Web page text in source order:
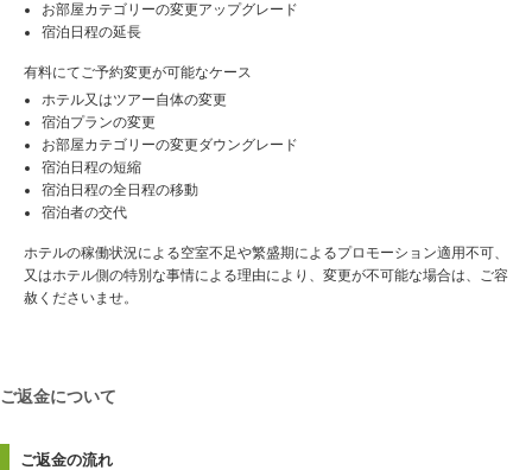
お部屋カテゴリーの変更アップグレード
宿泊日程の延長
有料にてご予約変更が可能なケース
ホテル又はツアー自体の変更
宿泊プランの変更
お部屋カテゴリーの変更ダウングレード
宿泊日程の短縮
宿泊日程の全日程の移動
宿泊者の交代
ホテルの稼働状況による空室不足や繁盛期によるプロモーション適用不可、
又はホテル側の特別な事情による理由により、変更が不可能な場合は、ご容
赦くださいませ。
ご返金について
ご返金の流れ